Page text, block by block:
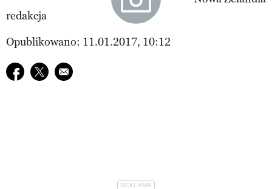
redakcja
Opublikowano: 11.01.2017, 10:12
Udostępnij na facebook
Udostępnij na twitter
E-mail do przyjaciela